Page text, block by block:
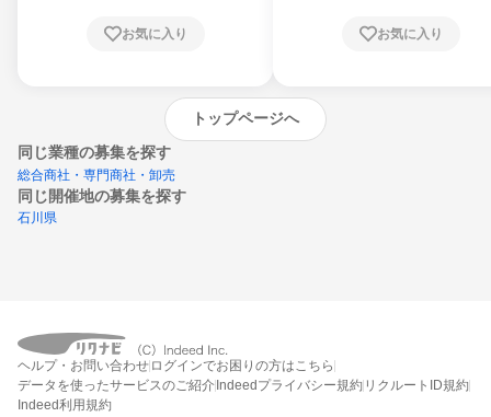
お気に入り お気に入り
トップページへ
同じ業種の募集を探す
総合商社・専門商社・卸売
同じ開催地の募集を探す
石川県
締切：なし
ヘルプ・お問い合わせ ログインでお困りの方はこちら
データを使ったサービスのご紹介 Indeedプライバシー規約 リクルートID規約
Indeed利用規約